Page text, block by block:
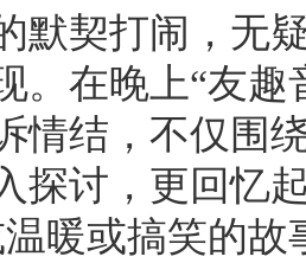
契打闹，无疑
。在晚上“友趣
情结，不仅围
探讨，更回忆
暖或搞笑的